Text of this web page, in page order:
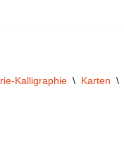
Kalligraphie \ Karten \